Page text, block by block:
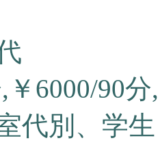
￥6000/90
代別、学